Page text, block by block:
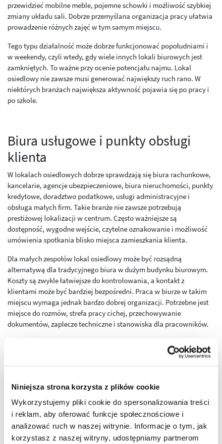
Niniejsza strona korzysta z plików cookie
Wykorzystujemy pliki cookie do spersonalizowania treści
i reklam, aby oferować funkcje społecznościowe i
analizować ruch w naszej witrynie. Informacje o tym, jak
korzystasz z naszej witryny, udostępniamy partnerom
przewidzieć mobilne meble, pojemne schowki i możliwość szybkiej
zmiany układu sali. Dobrze przemyślana organizacja pracy ułatwia
prowadzenie różnych zajęć w tym samym miejscu.
Tego typu działalność może dobrze funkcjonować popołudniami i
w weekendy, czyli wtedy, gdy wiele innych lokali biurowych jest
zamkniętych. To ważne przy ocenie potencjału najmu. Lokal
osiedlowy nie zawsze musi generować największy ruch rano. W
niektórych branżach największa aktywność pojawia się po pracy i
po szkole.
Biura usługowe i punkty obsługi
klienta
W lokalach osiedlowych dobrze sprawdzają się biura rachunkowe,
kancelarie, agencje ubezpieczeniowe, biura nieruchomości, punkty
kredytowe, doradztwo podatkowe, usługi administracyjne i
obsługa małych firm. Takie branże nie zawsze potrzebują
prestiżowej lokalizacji w centrum. Często ważniejsze są
dostępność, wygodne wejście, czytelne oznakowanie i możliwość
umówienia spotkania blisko miejsca zamieszkania klienta.
Dla małych zespołów lokal osiedlowy może być rozsądną
alternatywą dla tradycyjnego biura w dużym budynku biurowym.
Koszty są zwykle łatwiejsze do kontrolowania, a kontakt z
klientami może być bardziej bezpośredni. Praca w biurze w takim
miejscu wymaga jednak bardzo dobrej organizacji. Potrzebne jest
miejsce do rozmów, strefa pracy cichej, przechowywanie
dokumentów, zaplecze techniczne i stanowiska dla pracowników.
zarówno klientów, jak i zespół. Jeśli firma prowadzi spotkania,
potrzebny jest przynajmniej jeden wydzielony pokój lub spokojna
ważne są bezpieczeństwo, akustyka i odpowiednie rozmieszczenie
stanowisk. Komfort pracowników wpływa na jakość obsługi i
sprawność codziennych procesów.
Wiele usług biurowych działa dziś hybrydowo. Część kontaktu
odbywa się online, ale lokal nadal buduje wiarygodność i daje